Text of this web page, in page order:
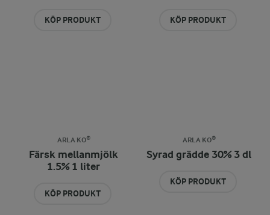
KÖP PRODUKT KÖP PRODUKT
ARLA KO®
Färsk mellanmjölk
1.5% 1 liter
KÖP PRODUKT
ARLA KO®
Syrad grädde 30% 3 dl
KÖP PRODUKT